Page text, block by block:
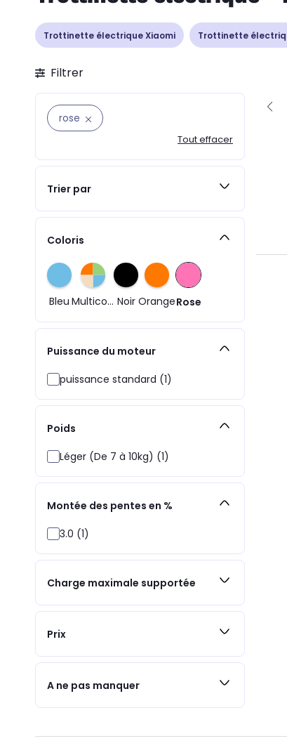
Trottinette électrique Xiaomi Trottinette
Filtrer
rose
Tout effacer
Trier par
Coloris
Bleu Multicolore Noir OrangeRose
Puissance du moteur
puissance standard (1)
Poids
Léger (De 7 à 10kg) (1)
Montée des pentes en %
3.0 (1)
Charge maximale supportée
Prix
A ne pas manquer